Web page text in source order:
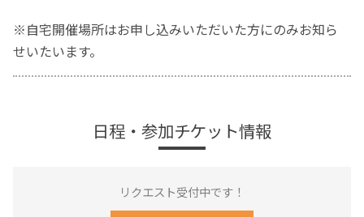
※自宅開催場所はお申し込みいただいた方にのみお知ら
せいたいます。
日程・参加チケット情報
リクエスト受付中です！